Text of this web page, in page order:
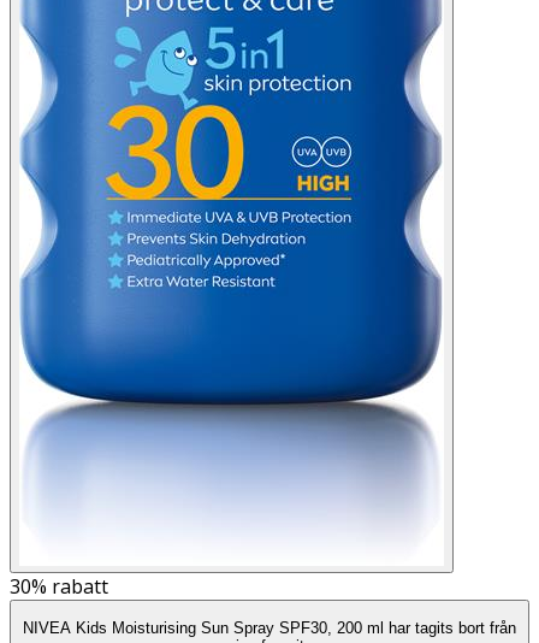
30% rabatt
NIVEA Kids Moisturising Sun Spray SPF30, 200 ml har tagits bort från